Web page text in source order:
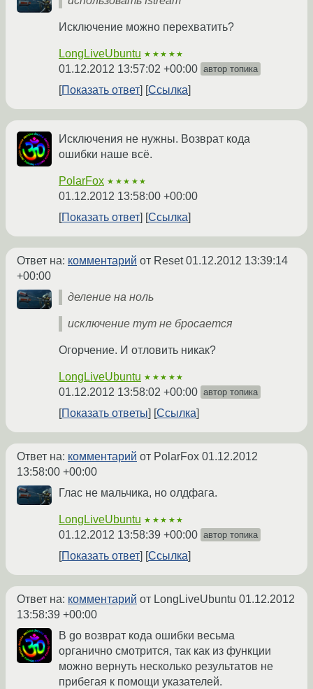
Исключение можно перехватить?
LongLiveUbuntu ★★★★★
01.12.2012 13:57:02 +00:00 автор топика
Показать ответ Ссылка
Исключения не нужны. Возврат кода
ошибки наше всё.
PolarFox ★★★★★
01.12.2012 13:58:00 +00:00
Показать ответ
Ссылка
Ответ на: комментарий от Reset01.12.2012 13:39:14
+00:00
деление на ноль
исключение тут не бросается
Огорчение. И отловить никак?
LongLiveUbuntu ★★★★★
01.12.2012 13:58:02 +00:00 автор топика
Показать ответы Ссылка
Ответ на: комментарий от PolarFox 01.12.2012
13:58:00 +00:00
Глас не мальчика, но олдфага.
LongLiveUbuntu ★★★★★
01.12.2012 13:58:39 +00:00 автор топика
Показать ответ Ссылка
Ответ на: комментарий от LongLiveUbuntu 01.12.2012
13:58:39 +00:00
В go возврат кода ошибки весьма
органично смотрится, так как из функции
можно вернуть несколько результатов не
прибегая к помощи указателей.